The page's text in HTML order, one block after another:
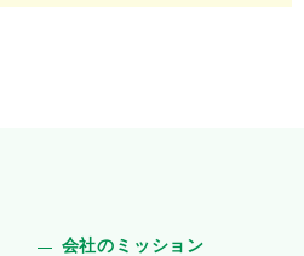
会社のミッション